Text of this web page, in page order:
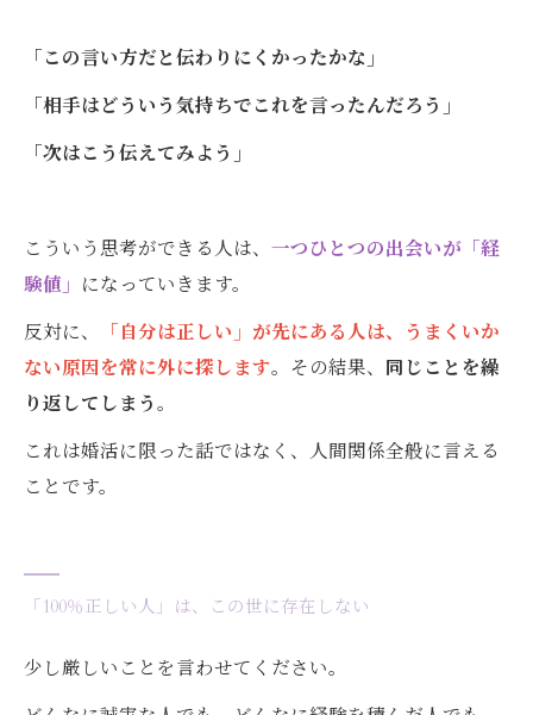
「この言い方だと伝わりにくかったかな」
「相手はどういう気持ちでこれを言ったんだろう」
「次はこう伝えてみよう」
こういう思考ができる人は、 一つひとつの出会いが「経
験値」 になっていきます。
反対に、
「自分は正しい」が先にある人は、うまくいか
ない原因を常に外に探します。その結果、 同じことを繰
り返してしまう。
これは婚活に限った話ではなく、人間関係全般に言える
ことです。
「100％正しい人」は、この世に存在しない
少し厳しいことを言わせてください。